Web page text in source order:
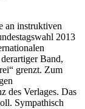
an instruktiven
2013
Band,
grenzt. Zum
des Verlages. Das
Sympathisch